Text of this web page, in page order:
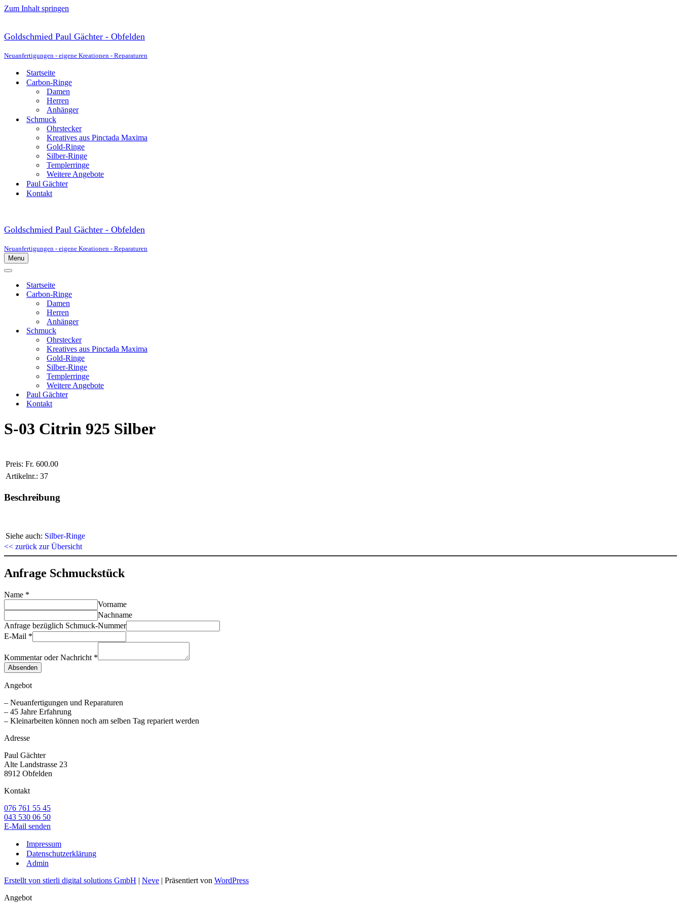
Zum Inhalt springen
Goldschmied Paul Gächter - Obfelden
Neuanfertigungen - eigene Kreationen - Reparaturen
Startseite
Carbon-Ringe
Damen
Herren
Anhänger
Schmuck
Ohrstecker
Kreatives aus Pinctada Maxima
Gold-Ringe
Silber-Ringe
Templerringe
Weitere Angebote
Paul Gächter
Kontakt
Goldschmied Paul Gächter - Obfelden
Neuanfertigungen - eigene Kreationen - Reparaturen
Menu
Navigationsmenü
Navigationsmenü
Startseite
Carbon-Ringe
Damen
Herren
Anhänger
Schmuck
Ohrstecker
Kreatives aus Pinctada Maxima
Gold-Ringe
Silber-Ringe
Templerringe
Weitere Angebote
Paul Gächter
Kontakt
S-03 Citrin 925 Silber
Preis: Fr. 600.00
Artikelnr.: 37
Beschreibung
Siehe auch: Silber-Ringe
<< zurück zur Übersicht
Anfrage Schmuckstück
Name *
Vorname
Nachname
Anfrage bezüglich Schmuck-Nummer
E-Mail *
Kommentar oder Nachricht *
Absenden
Angebot
– Neuanfertigungen und Reparaturen
– 45 Jahre Erfahrung
– Kleinarbeiten können noch am selben Tag repariert werden
Adresse
Paul Gächter
Alte Landstrasse 23
8912 Obfelden
Kontakt
076 761 55 45
043 530 06 50
E-Mail senden
Impressum
Datenschutzerklärung
Admin
Erstellt von stierli digital solutions GmbH | Neve | Präsentiert von WordPress
Angebot